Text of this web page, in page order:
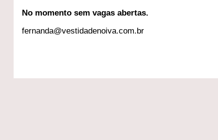
No momento sem vagas abertas.
fernanda@vestidadenoiva.com.br